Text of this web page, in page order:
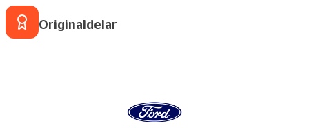
Originaldelar